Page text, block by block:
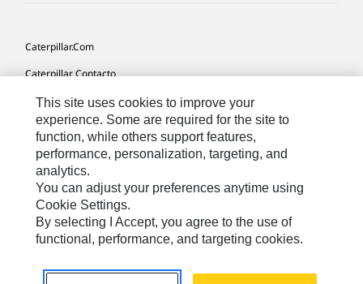
Caterpillar.com
Caterpillar Contacto
Mis Preferencias De Marketing
Site Map
Cookie Settings
Legal
Privacy
US- Español© 2026 Caterpillar. Todos los derechos reservados.
This site uses cookies to improve your
experience. Some are required for the site to
function, while others support features,
performance, personalization, targeting, and
analytics.
You can adjust your preferences anytime using
Cookie Settings.
By selecting I Accept, you agree to the use of
functional, performance, and targeting cookies.